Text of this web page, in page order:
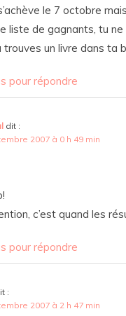
le 7 octobre
liste de gagnants, tu
trouves un livre dans ta
pour répondre
dit :
2007 à 0 h 49 min
c’est quand les
pour répondre
:
2007 à 2 h 47 min